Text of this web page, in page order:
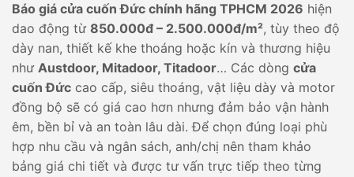
Báo giá cửa cuốn Đức chính hãng TPHCM 2026 hiện
dao động từ 850.000đ – 2.500.000đ/m², tùy theo độ
dày nan, thiết kế khe thoáng hoặc kín và thương hiệu
như Austdoor, Mitadoor, Titadoor… Các dòng cửa
cuốn Đức cao cấp, siêu thoáng, vật liệu dày và motor
đồng bộ sẽ có giá cao hơn nhưng đảm bảo vận hành
êm, bền bỉ và an toàn lâu dài. Để chọn đúng loại phù
hợp nhu cầu và ngân sách, anh/chị nên tham khảo
bảng giá chi tiết và được tư vấn trực tiếp theo từng